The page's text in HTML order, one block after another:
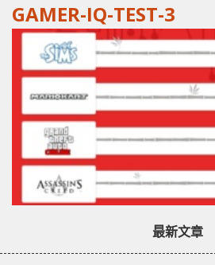
GAMER-IQ-TEST-3
最新文章